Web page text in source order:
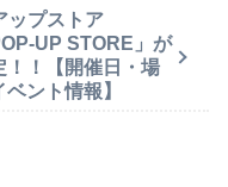
ップストア
UP STORE」が
！！【開催日・場
ント情報】